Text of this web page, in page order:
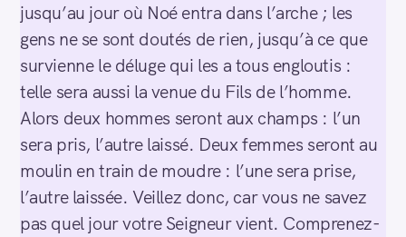
jusqu’au jour où Noé entra dans l’arche ; les
gens ne se sont doutés de rien, jusqu’à ce que
survienne le déluge qui les a tous engloutis :
telle sera aussi la venue du Fils de l’homme.
Alors deux hommes seront aux champs : l’un
sera pris, l’autre laissé. Deux femmes seront au
moulin en train de moudre : l’une sera prise,
l’autre laissée. Veillez donc, car vous ne savez
pas quel jour votre Seigneur vient. Comprenez-